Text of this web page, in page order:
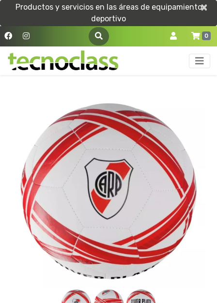
Productos y servicios en las áreas de equipamiento
deportivo
×
×
0